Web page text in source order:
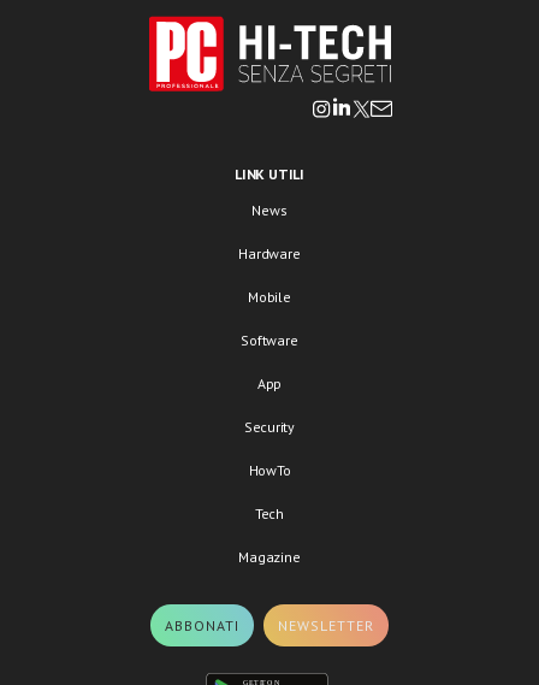
LINK UTILI
News
Hardware
Mobile
Software
App
Security
HowTo
Tech
Magazine
ABBONATI NEWSLETTER